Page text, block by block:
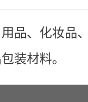
品、化妆品、
装材料。